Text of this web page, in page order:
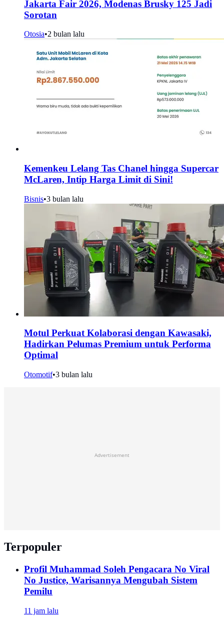
Jakarta Fair 2026, Modenas Brusky 125 Jadi
Sorotan
Otosia•2 bulan lalu
Kemenkeu Lelang Tas Chanel hingga Supercar
McLaren, Intip Harga Limit di Sini!
Bisnis•3 bulan lalu
Motul Perkuat Kolaborasi dengan Kawasaki,
Hadirkan Pelumas Premium untuk Performa
Optimal
Otomotif•3 bulan lalu
Advertisement
Terpopuler
Profil Muhammad Soleh Pengacara No Viral
No Justice, Warisannya Mengubah Sistem
Pemilu
11 jam lalu